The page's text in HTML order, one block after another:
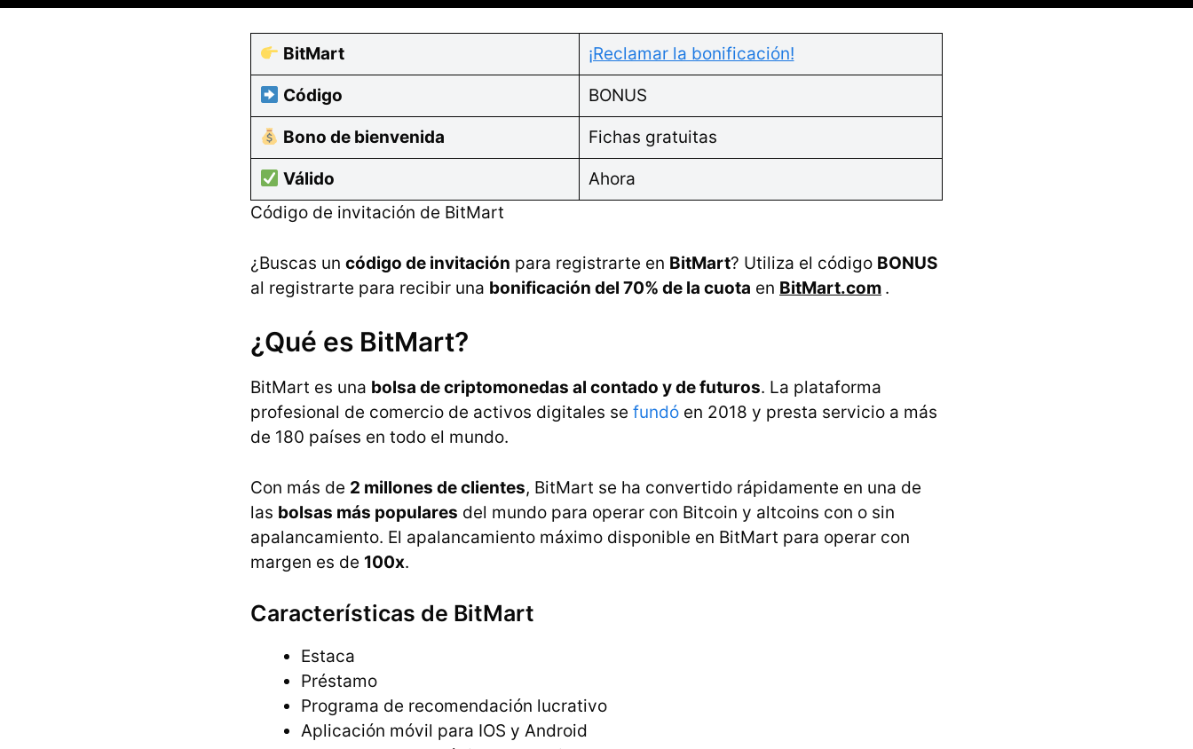
BitMart ¡Reclamar la bonificación!
Código BONUS
Bono de bienvenida Fichas gratuitas
Válido
Ahora
Código de invitación de BitMart
¿Buscas un código de invitación para registrarte en BitMart? Utiliza el código BONUS
al registrarte para recibir una bonificación del 70% de la cuota en BitMart.com .
¿Qué es BitMart?
BitMart es una bolsa de criptomonedas al contado y de futuros. La plataforma
profesional de comercio de activos digitales se fundó en 2018 y presta servicio a más
de 180 países en todo el mundo.
Con más de 2 millones de clientes, BitMart se ha convertido rápidamente en una de
las bolsas más populares del mundo para operar con Bitcoin y altcoins con o sin
apalancamiento. El apalancamiento máximo disponible en BitMart para operar con
margen es de 100x.
Características de BitMart
Estaca
Préstamo
Programa de recomendación lucrativo
Aplicación móvil para IOS y Android